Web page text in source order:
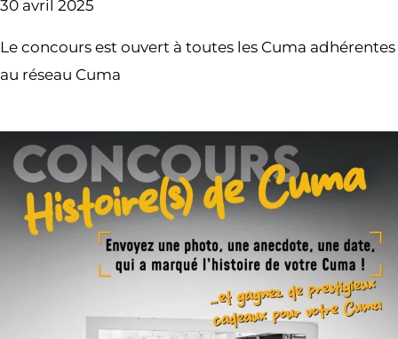
30 avril 2025
Le concours est ouvert à toutes les Cuma adhérentes
au réseau Cuma